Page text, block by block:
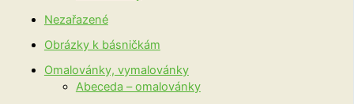
Nezařazené
Obrázky k básničkám
Omalovánky, vymalovánky
Abeceda – omalovánky